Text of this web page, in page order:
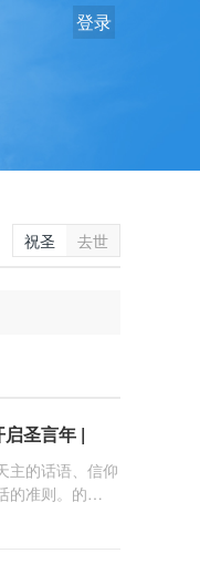
登录
祝圣 去世
圣言年 |
主的话语、信仰
的准则。的